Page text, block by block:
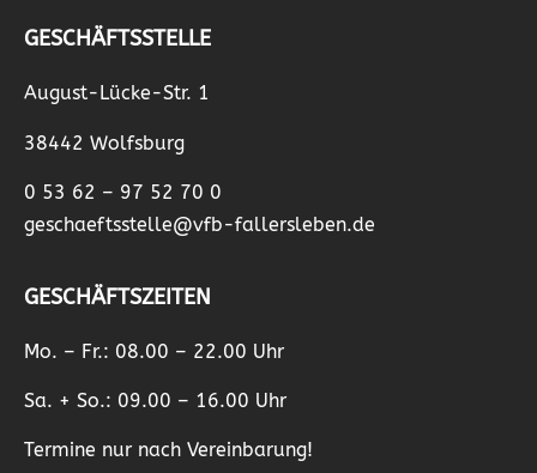
GESCHÄFTSSTELLE
August-Lücke-Str. 1
38442 Wolfsburg
0 53 62 – 97 52 70 0
geschaeftsstelle@vfb-fallersleben.de
GESCHÄFTSZEITEN
Mo. – Fr.: 08.00 – 22.00 Uhr
Sa. + So.: 09.00 – 16.00 Uhr
Termine nur nach Vereinbarung!